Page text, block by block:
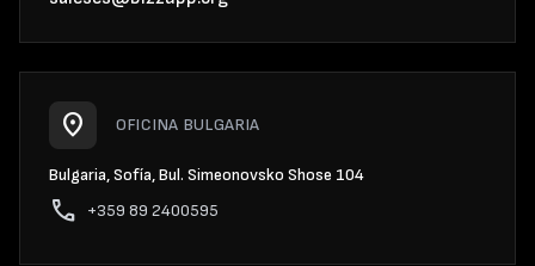
location_on OFICINA BULGARIA
Bulgaria, Sofía, Bul. Simeonovsko Shose 104
phone +359 89 2400595